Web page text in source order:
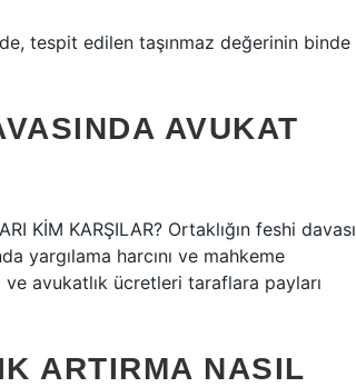
tespit edilen taşınmaz değerinin binde
AVUKAT
KİM KARŞILAR? Ortaklığın feshi davası
yargılama harcını ve mahkeme
ve avukatlık ücretleri taraflara payları
ARTIRMA NASIL